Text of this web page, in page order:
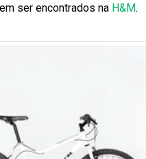
ser encontrados na H&M.